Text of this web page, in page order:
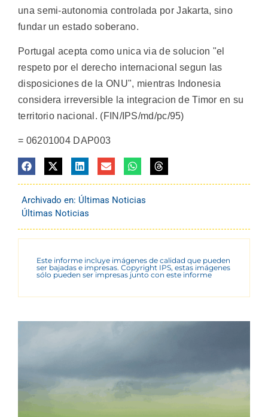
una semi-autonomia controlada por Jakarta, sino
fundar un estado soberano.
Portugal acepta como unica via de solucion "el
respeto por el derecho internacional segun las
disposiciones de la ONU", mientras Indonesia
considera irreversible la integracion de Timor en su
territorio nacional. (FIN/IPS/md/pc/95)
= 06201004 DAP003
Archivado en: Últimas Noticias
Últimas Noticias
Este informe incluye imágenes de calidad que pueden
ser bajadas e impresas. Copyright IPS, estas imágenes
sólo pueden ser impresas junto con este informe